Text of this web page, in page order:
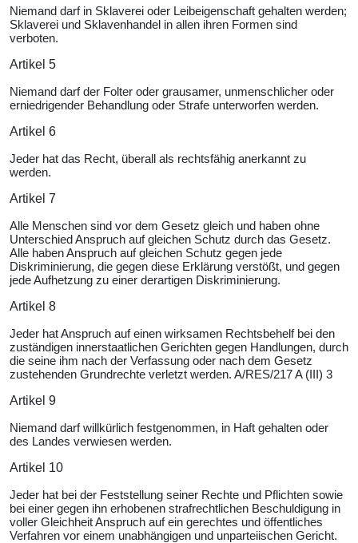
Niemand darf in Sklaverei oder Leibeigenschaft gehalten werden;
Sklaverei und Sklavenhandel in allen ihren Formen sind
verboten.
Artikel 5
Niemand darf der Folter oder grausamer, unmenschlicher oder
erniedrigender Behandlung oder Strafe unterworfen werden.
Artikel 6
Jeder hat das Recht, überall als rechtsfähig anerkannt zu
werden.
Artikel 7
Alle Menschen sind vor dem Gesetz gleich und haben ohne
Unterschied Anspruch auf gleichen Schutz durch das Gesetz.
Alle haben Anspruch auf gleichen Schutz gegen jede
Diskriminierung, die gegen diese Erklärung verstößt, und gegen
jede Aufhetzung zu einer derartigen Diskriminierung.
Artikel 8
Jeder hat Anspruch auf einen wirksamen Rechtsbehelf bei den
zuständigen innerstaatlichen Gerichten gegen Handlungen, durch
die seine ihm nach der Verfassung oder nach dem Gesetz
zustehenden Grundrechte verletzt werden. A/RES/217 A (III) 3
Artikel 9
Niemand darf willkürlich festgenommen, in Haft gehalten oder
des Landes verwiesen werden.
Artikel 10
Jeder hat bei der Feststellung seiner Rechte und Pflichten sowie
bei einer gegen ihn erhobenen strafrechtlichen Beschuldigung in
voller Gleichheit Anspruch auf ein gerechtes und öffentliches
Verfahren vor einem unabhängigen und unparteiischen Gericht.